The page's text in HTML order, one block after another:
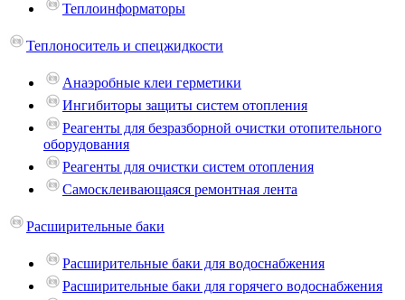
Теплоинформаторы
Теплоноситель и спецжидкости
Анаэробные клеи герметики
Ингибиторы защиты систем отопления
Реагенты для безразборной очистки отопительного
оборудования
Реагенты для очистки систем отопления
Самосклеивающаяся ремонтная лента
Расширительные баки
Расширительные баки для водоснабжения
Расширительные баки для горячего водоснабжения